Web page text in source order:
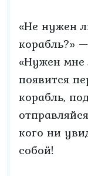
«Не нужен
корабль?»
«Нужен мне
появится
корабль,
кого ни
собой!